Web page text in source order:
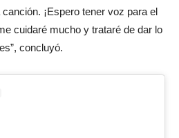
¡Espero tener voz para el
cuidaré mucho y trataré de dar lo
concluyó.